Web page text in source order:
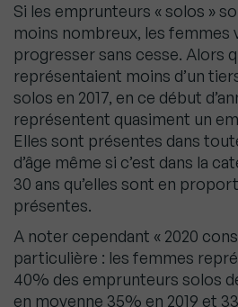
Si les emprunteurs « solos »
moins nombreux, les femmes
progresser sans cesse. Alors
représentaient moins d’un
solos en 2017, en ce début
représentent quasiment un
Elles sont présentes dans
d’âge même si c’est dans la
30 ans qu’elles sont en
présentes.
A noter cependant « 2020
particulière : les femmes
40% des emprunteurs solos
en moyenne 35% en 2019 et